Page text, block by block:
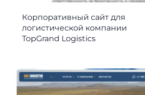
Корпоративный сайт для
логистической компании
TopGrand Logistics